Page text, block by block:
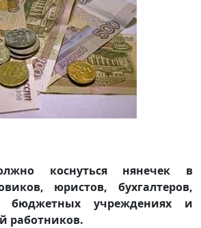
коснуться нянечек в
юристов, бухгалтеров,
бюджетных учреждениях и
работников.